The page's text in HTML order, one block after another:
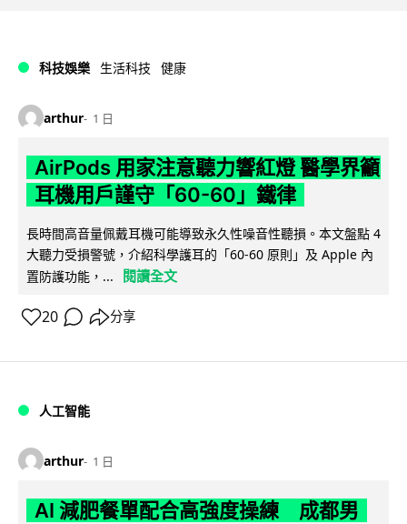
科技娛樂 生活科技 健康
arthur 1 日
AirPods 用家注意聽力響紅燈 醫學界籲
耳機用戶謹守「60-60」鐵律
長時間高音量佩戴耳機可能導致永久性噪音性聽損。本文盤點 4
大聽力受損警號，介紹科學護耳的「60-60 原則」及 Apple 內
置防護功能，...
閱讀全文
20 分享
人工智能
arthur 1 日
AI 減肥餐單配合高強度操練 成都男